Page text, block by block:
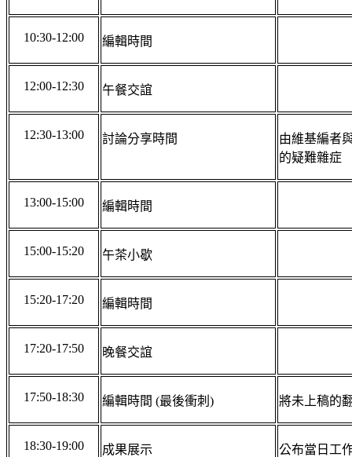
10:30-12:00 編輯時間
12:00-12:30 午餐交誼
12:30-13:00 討論分享時間
由維基編者
的疑難雜症
13:00-15:00 編輯時間
15:00-15:20 午茶小歇
15:20-17:20 編輯時間
17:20-17:50 晚餐交誼
17:50-18:30 編輯時間 (最後衝刺) 將未上稿的
18:30-19:00 成果展示 公布當日工